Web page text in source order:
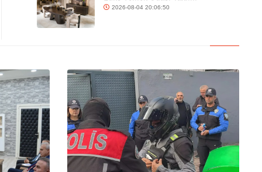
2026-08-04 20:06:50